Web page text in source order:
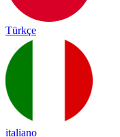
Türkçe
italiano